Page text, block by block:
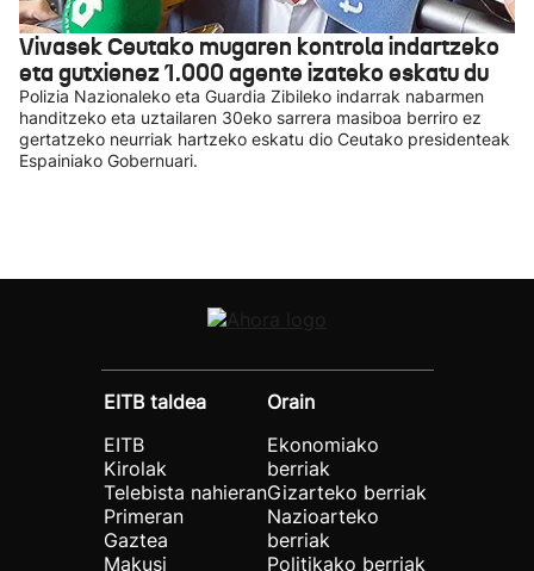
Vivasek Ceutako mugaren kontrola indartzeko
eta gutxienez 1.000 agente izateko eskatu du
Polizia Nazionaleko eta Guardia Zibileko indarrak nabarmen
handitzeko eta uztailaren 30eko sarrera masiboa berriro ez
gertatzeko neurriak hartzeko eskatu dio Ceutako presidenteak
Espainiako Gobernuari.
EITB taldea
EITB
Kirolak
Telebista nahieran
Primeran
Gaztea
Makusi
Orain
Ekonomiako
berriak
Gizarteko berriak
Nazioarteko
berriak
Politikako berriak